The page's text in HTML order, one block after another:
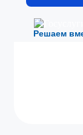
Решаем